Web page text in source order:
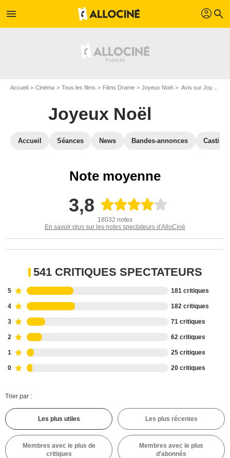
menu profil search
Accueil Cinéma Tous les films Films Drame Joyeux Noël Avis sur Joyeux Noël
Joyeux Noël
Accueil Séances News Bandes-annonces Casting
Note moyenne
3,8
18032 notes
En savoir plus sur les notes spectateurs d'AlloCiné
541 CRITIQUES SPECTATEURS
5 181 critiques
4 182 critiques
3 71 critiques
2 62 critiques
1 25 critiques
0 20 critiques
Trier par :
Les plus utiles Les plus récentes
Membres avec le plus de
critiques
Membres avec le plus
d'abonnés